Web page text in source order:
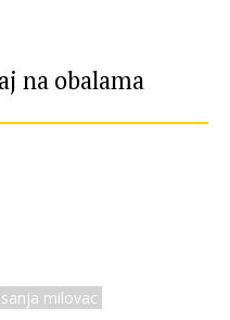
na obalama
sanja milovac